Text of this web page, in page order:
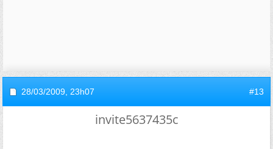
28/03/2009, 23h07 #13
invite5637435c